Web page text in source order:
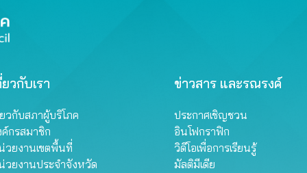
ยวกับเรา
วกับสภาผู้บริโภค
กรสมาชิก
วยงานเขตพื้นที่
วยงานประจำจังหวัด
ข่าวสาร และรณรงค์
ประกาศเชิญชวน
อินโฟกราฟิก
วิดีโอเพื่อการเรียนรู้
มัลติมีเดีย